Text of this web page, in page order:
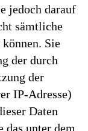
jedoch darauf
sämtliche
Sie
der durch
der
IP-Adresse)
Daten
das unter dem